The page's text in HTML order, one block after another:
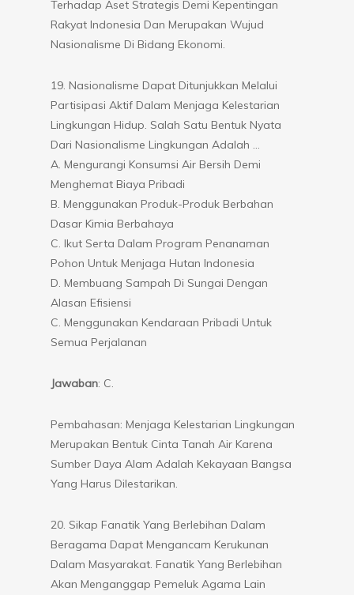
Terhadap Aset Strategis Demi Kepentingan
Rakyat Indonesia Dan Merupakan Wujud
Nasionalisme Di Bidang Ekonomi.
19. Nasionalisme Dapat Ditunjukkan Melalui
Partisipasi Aktif Dalam Menjaga Kelestarian
Lingkungan Hidup. Salah Satu Bentuk Nyata
Dari Nasionalisme Lingkungan Adalah …
A. Mengurangi Konsumsi Air Bersih Demi
Menghemat Biaya Pribadi
B. Menggunakan Produk-Produk Berbahan
Dasar Kimia Berbahaya
C. Ikut Serta Dalam Program Penanaman
Pohon Untuk Menjaga Hutan Indonesia
D. Membuang Sampah Di Sungai Dengan
Alasan Efisiensi
C. Menggunakan Kendaraan Pribadi Untuk
Semua Perjalanan
Jawaban: C.
Pembahasan: Menjaga Kelestarian Lingkungan
Merupakan Bentuk Cinta Tanah Air Karena
Sumber Daya Alam Adalah Kekayaan Bangsa
Yang Harus Dilestarikan.
20. Sikap Fanatik Yang Berlebihan Dalam
Beragama Dapat Mengancam Kerukunan
Dalam Masyarakat. Fanatik Yang Berlebihan
Akan Menganggap Pemeluk Agama Lain